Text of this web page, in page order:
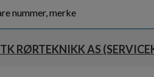
TK RØRTEKNIKK AS